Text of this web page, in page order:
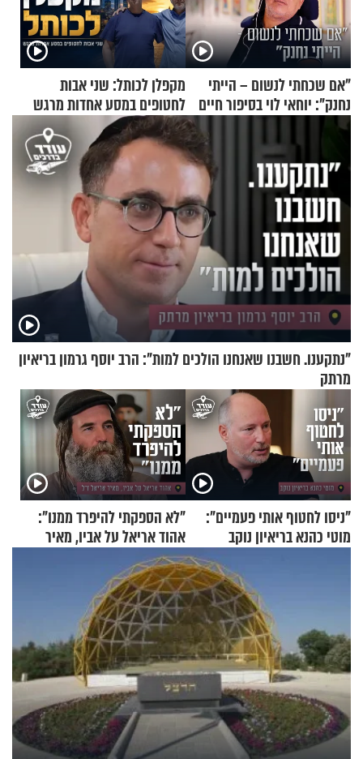
"אם שכחתי לנשום – הייתי
נחנק": יוחאי לוי בסיפור חיים
מעורר השראה
מקפלן לכותל: שני אבות
לחטופים במסע אחדות מרגש
"נתקענו. חשבנו שאנחנו הולכים למות": הרב יוסף גרמון בריאיון
מרתק
"ניסו לחטוף אותי פעמיים":
מוטי כהנא בריאיון נוקב
"לא הספקתי להיפרד ממנו":
אהוד אריאל על אביו, מאיר
אריאל ז"ל